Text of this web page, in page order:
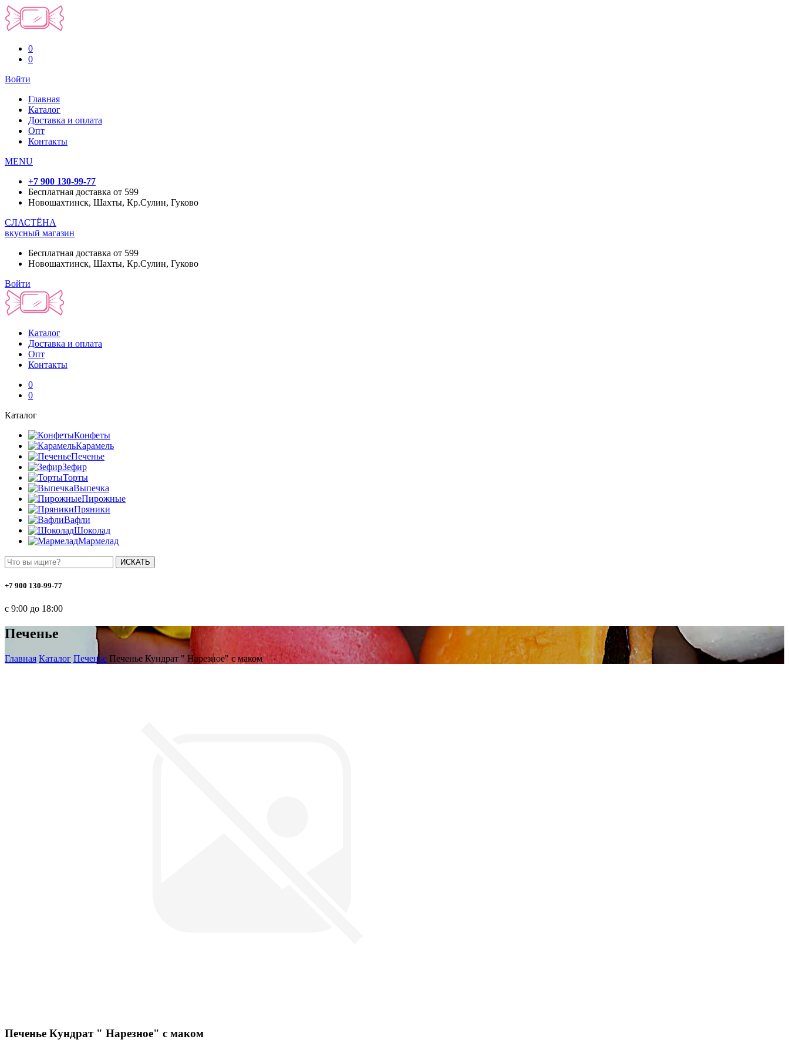
0
0
Войти
Главная
Каталог
Доставка и оплата
Опт
Контакты
MENU
+7 900 130-99-77
Бесплатная доставка от 599
Новошахтинск, Шахты, Кр.Сулин, Гуково
СЛАСТЁНА
вкусный магазин
Бесплатная доставка от 599
Новошахтинск, Шахты, Кр.Сулин, Гуково
Войти
Каталог
Доставка и оплата
Опт
Контакты
0
0
Каталог
Конфеты
Карамель
Печенье
Зефир
Торты
Выпечка
Пирожные
Пряники
Вафли
Шоколад
Мармелад
ИСКАТЬ
+7 900 130-99-77
с 9:00 до 18:00
Печенье
Главная Каталог Печенье Печенье Кундрат " Нарезное" с маком
Печенье Кундрат " Нарезное" с маком